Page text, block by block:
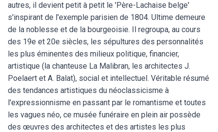
autres, il devient petit à petit le 'Père-Lachaise belge'
s'inspirant de l'exemple parisien de 1804. Ultime demeure
de la noblesse et de la bourgeoisie. Il regroupa, au cours
des 19e et 20e siècles, les sépultures des personnalités
les plus éminentes des milieux politique, financier,
artistique (la chanteuse La Malibran, les architectes J.
Poelaert et A. Balat), social et intellectuel. Véritable résumé
des tendances artistiques du néoclassicisme à
l'expressionnisme en passant par le romantisme et toutes
les vagues néo, ce musée funéraire en plein air possède
des œuvres des architectes et des artistes les plus